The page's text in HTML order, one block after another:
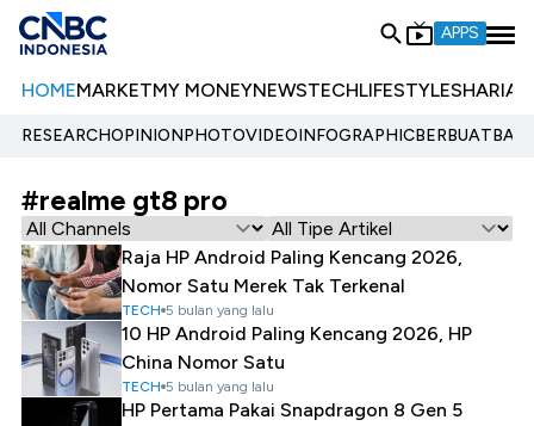
APPS
HOMEMARKETMY MONEYNEWSTECHLIFESTYLESHARIA
RESEARCHOPINIONPHOTOVIDEOINFOGRAPHIC
#realme gt8 pro
Raja HP Android Paling Kencang 2026,
Nomor Satu Merek Tak Terkenal
TECH 5 bulan yang lalu
10 HP Android Paling Kencang 2026, HP
China Nomor Satu
TECH 5 bulan yang lalu
HP Pertama Pakai Snapdragon 8 Gen 5